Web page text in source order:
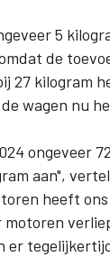
5
de
27 kilogram
wagen nu
ongeveer
aan",
heeft
er